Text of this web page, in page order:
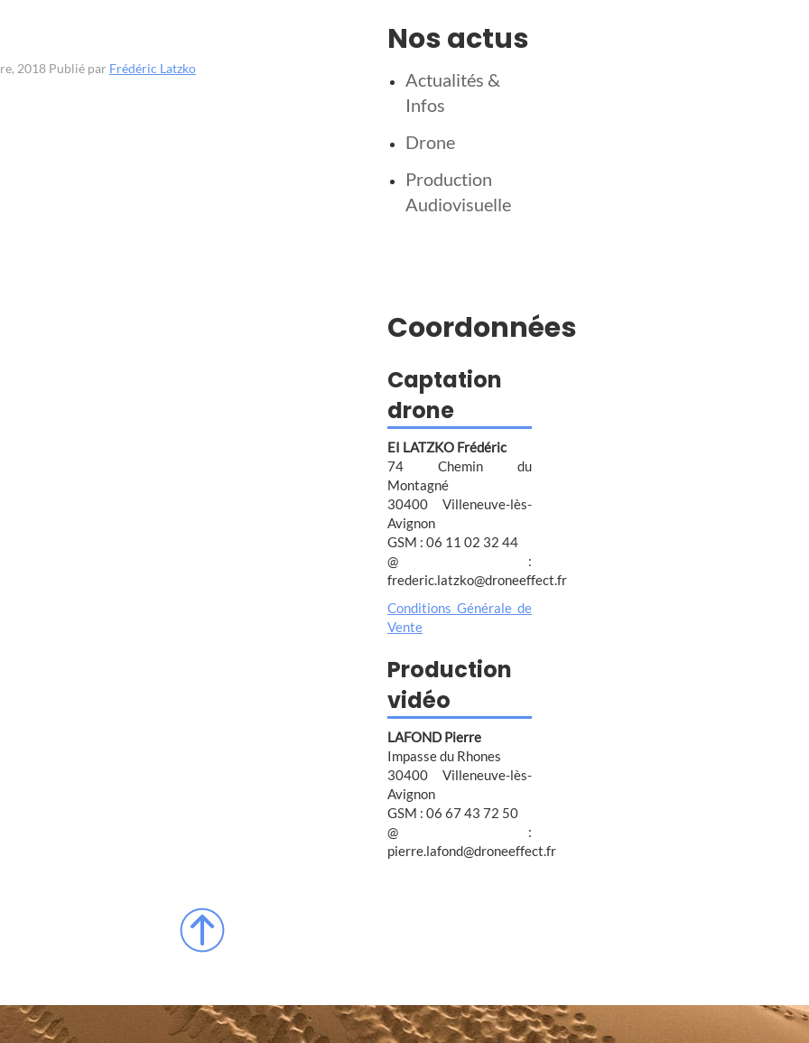
2018 Publié par Frédéric Latzko
Nos actus
Actualités &
Infos
Drone
Production
Audiovisuelle
Coordonnées
Captation
drone
EI LATZKO Frédéric
74 Chemin du
Montagné
30400 Villeneuve-lès-
Avignon
GSM : 06 11 02 32 44
@ :
frederic.latzko@droneeffect.fr
Conditions Générale de
Vente
Production
vidéo
LAFOND Pierre
Impasse du Rhones
30400 Villeneuve-lès-
Avignon
GSM : 06 67 43 72 50
@ :
pierre.lafond@droneeffect.fr